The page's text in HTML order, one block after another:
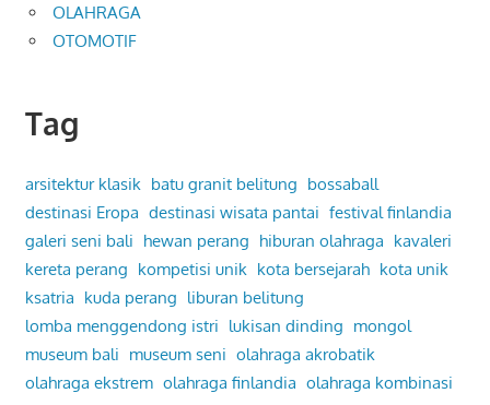
OLAHRAGA
OTOMOTIF
Tag
arsitektur klasik batu granit belitung bossaball
destinasi Eropa destinasi wisata pantai festival finlandia
galeri seni bali hewan perang hiburan olahraga kavaleri
kereta perang kompetisi unik kota bersejarah kota unik
ksatria kuda perang liburan belitung
lomba menggendong istri lukisan dinding mongol
museum bali museum seni olahraga akrobatik
olahraga ekstrem olahraga finlandia olahraga kombinasi